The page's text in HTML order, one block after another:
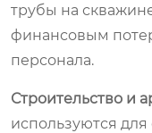
трубы на
финансовым
персонала.
Строительство и
используются